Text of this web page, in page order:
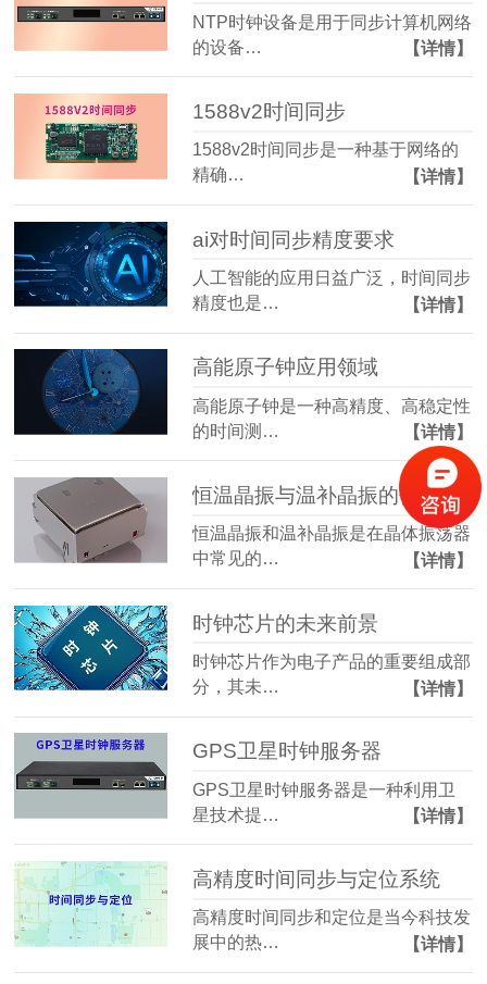
NTP时钟设备是用于同步计算机网络
的设备…
【详情】
1588v2时间同步
1588v2时间同步是一种基于网络的
精确…
【详情】
ai对时间同步精度要求
人工智能的应用日益广泛，时间同步
精度也是…
【详情】
高能原子钟应用领域
高能原子钟是一种高精度、高稳定性
的时间测…
【详情】
恒温晶振与温补晶振的优缺点
恒温晶振和温补晶振是在晶体振荡器
中常见的…
【详情】
时钟芯片的未来前景
时钟芯片作为电子产品的重要组成部
分，其未…
【详情】
GPS卫星时钟服务器
GPS卫星时钟服务器是一种利用卫
星技术提…
【详情】
高精度时间同步与定位系统
高精度时间同步和定位是当今科技发
展中的热…
【详情】